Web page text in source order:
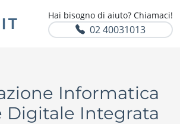
Hai bisogno di aiuto? Chiamaci!
02 40031013
Informatica
Digitale Integrata